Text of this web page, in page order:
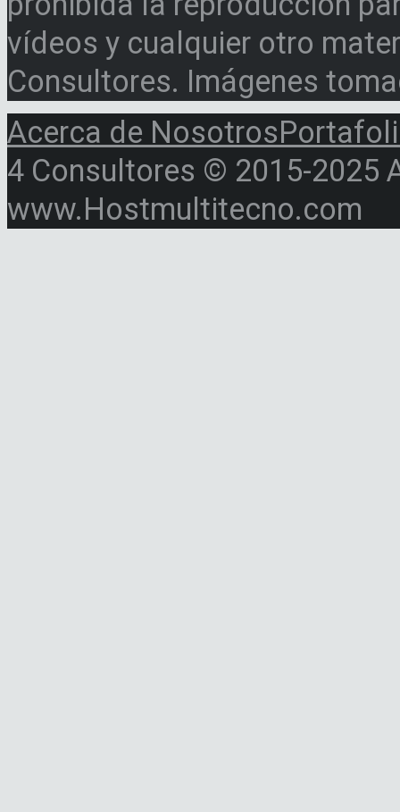
vídeos y cualquier otro
Consultores. Imágenes
Acerca de Nosotros
4 Consultores © 2015-2025
www.Hostmultitecno.com